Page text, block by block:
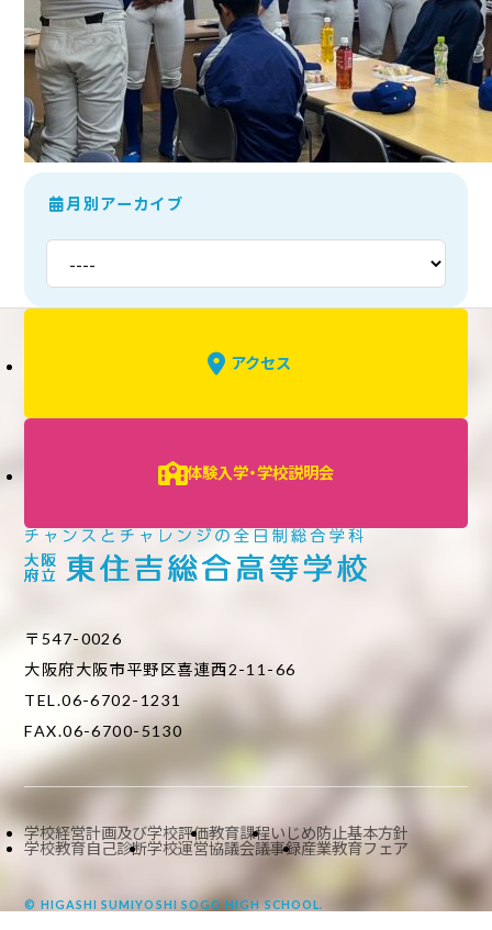
月別アーカイブ
アクセス
体験入学・学校説明会
〒547-0026
大阪府大阪市平野区喜連西2-11-66
TEL.06-6702-1231
FAX.06-6700-5130
学校経営計画及び学校評価教育課程いじめ防止基本方針
学校教育自己診断学校運営協議会議事録産業教育フェア
© HIGASHI SUMIYOSHI SOGO HIGH SCHOOL.